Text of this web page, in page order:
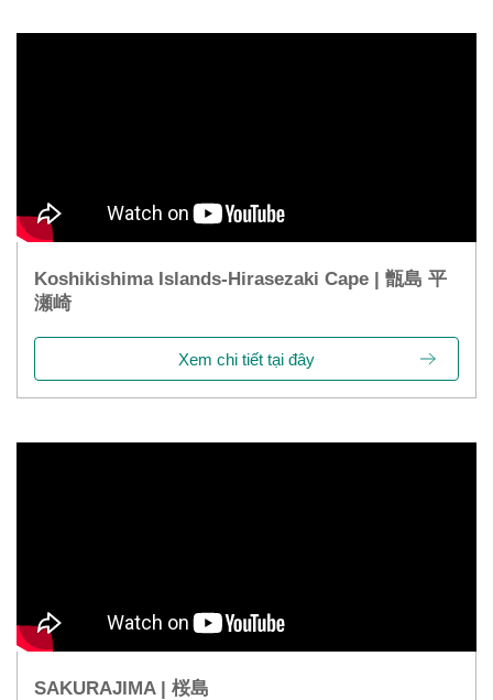
Koshikishima Islands-Hirasezaki Cape | 甑島 平
瀬崎
Xem chi tiết tại đây
SAKURAJIMA | 桜島